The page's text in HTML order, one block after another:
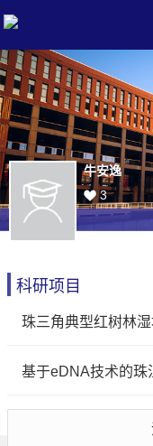
牛安逸
3
科研项目
珠三角典型红树林
基于eDNA技术的珠